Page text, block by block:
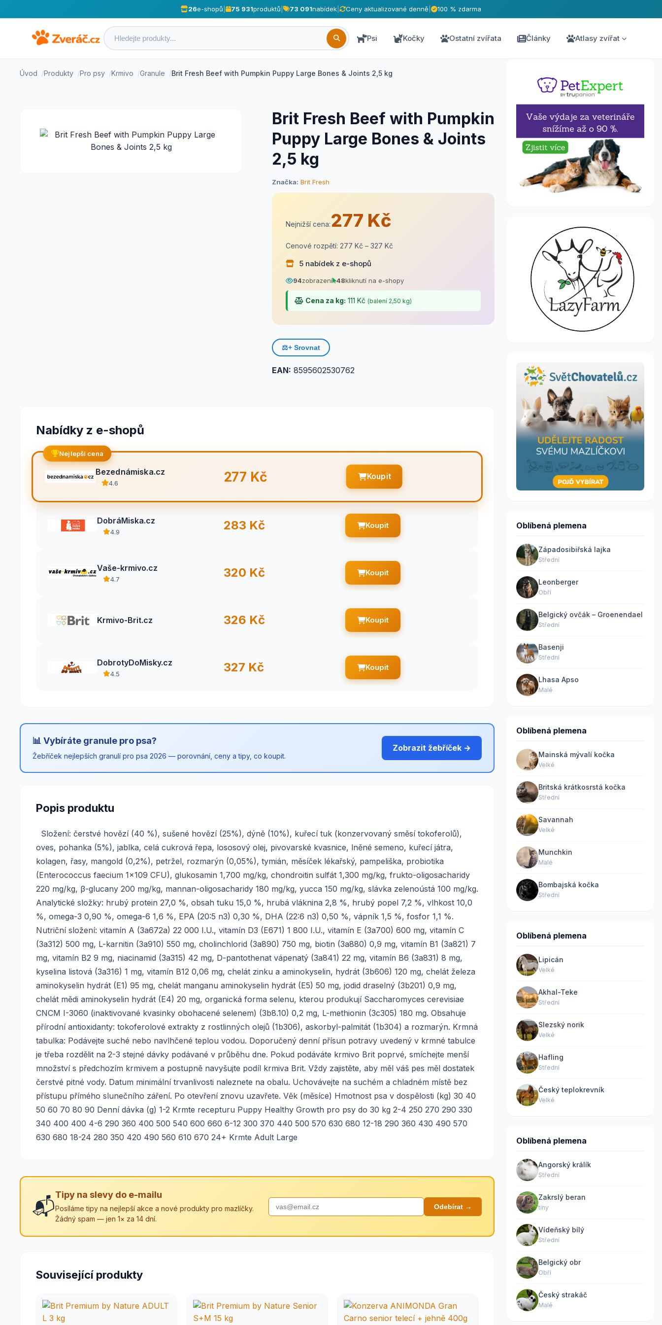
26e-shopů 75 931produktů 73 091nabídek Ceny aktualizované denně 100 % zdarma
Psi Kočky Ostatní zvířata Články Atlasy zvířat
Úvod Produkty Pro psy Krmivo Granule Brit Fresh Beef with Pumpkin Puppy Large Bones & Joints 2,5 kg
Brit Fresh Beef with Pumpkin
Puppy Large Bones & Joints
2,5 kg
Značka: Brit Fresh
Nejnižší cena:277 Kč
Cenové rozpětí: 277 Kč – 327 Kč
5 nabídek z e-shopů
94zobrazení 48kliknutí na e-shopy
Cena za kg: 111 Kč (balení 2,50 kg)
⚖️+ Srovnat
EAN: 8595602530762
Nabídky z e-shopů
Nejlepší cena
Bezednámiska.cz
4.6 277 Kč Koupit
DobráMiska.cz
4.9 283 Kč Koupit
Vaše-krmivo.cz
4.7 320 Kč Koupit
Krmivo-Brit.cz 326 Kč Koupit
DobrotyDoMisky.cz
4.5 327 Kč Koupit
📊 Vybíráte granule pro psa?
Žebříček nejlepších granulí pro psa 2026 — porovnání, ceny a tipy, co koupit.
Zobrazit žebříček →
Popis produktu
Složení: čerstvé hovězí (40 %), sušené hovězí (25%), dýně (10%), kuřecí tuk (konzervovaný směsí tokoferolů),
oves, pohanka (5%), jablka, celá cukrová řepa, lososový olej, pivovarské kvasnice, lněné semeno, kuřecí játra,
kolagen, řasy, mangold (0,2%), petržel, rozmarýn (0,05%), tymián, měsíček lékařský, pampeliška, probiotika
(Enterococcus faecium 1x109 CFU), glukosamin 1,700 mg/kg, chondroitin sulfát 1,300 mg/kg, frukto-oligosacharidy
220 mg/kg, β-glucany 200 mg/kg, mannan-oligosacharidy 180 mg/kg, yucca 150 mg/kg, slávka zelenoústá 100 mg/kg.
Analytické složky: hrubý protein 27,0 %, obsah tuku 15,0 %, hrubá vláknina 2,8 %, hrubý popel 7,2 %, vlhkost 10,0
%, omega-3 0,90 %, omega-6 1,6 %, EPA (20:5 n3) 0,30 %, DHA (22:6 n3) 0,50 %, vápník 1,5 %, fosfor 1,1 %.
Nutriční složení: vitamín A (3a672a) 22 000 I.U., vitamín D3 (E671) 1 800 I.U., vitamín E (3a700) 600 mg, vitamín C
(3a312) 500 mg, L-karnitin (3a910) 550 mg, cholinchlorid (3a890) 750 mg, biotin (3a880) 0,9 mg, vitamín B1 (3a821) 7
mg, vitamín B2 9 mg, niacinamid (3a315) 42 mg, D-pantothenat vápenatý (3a841) 22 mg, vitamín B6 (3a831) 8 mg,
kyselina listová (3a316) 1 mg, vitamín B12 0,06 mg, chelát zinku a aminokyselin, hydrát (3b606) 120 mg, chelát železa
aminokyselin hydrát (E1) 95 mg, chelát manganu aminokyselin hydrát (E5) 50 mg, jodid draselný (3b201) 0,9 mg,
chelát mědi aminokyselin hydrát (E4) 20 mg, organická forma selenu, kterou produkují Saccharomyces cerevisiae
CNCM I-3060 (inaktivované kvasinky obohacené selenem) (3b8.10) 0,2 mg, L-methionin (3c305) 180 mg. Obsahuje
přírodní antioxidanty: tokoferolové extrakty z rostlinných olejů (1b306), askorbyl-palmitát (1b304) a rozmarýn. Krmná
tabulka: Podávejte suché nebo navlhčené teplou vodou. Doporučený denní přísun potravy uvedený v krmné tabulce
je třeba rozdělit na 2-3 stejné dávky podávané v průběhu dne. Pokud podáváte krmivo Brit poprvé, smíchejte menší
množství s předchozím krmivem a postupně navyšujte podíl krmiva Brit. Vždy zajistěte, aby měl váš pes měl dostatek
čerstvé pitné vody. Datum minimální trvanlivosti naleznete na obalu. Uchovávejte na suchém a chladném místě bez
přístupu přímého slunečního záření. Po otevření znovu uzavřete. Věk (měsíce) Hmotnost psa v dospělosti (kg) 30 40
50 60 70 80 90 Denní dávka (g) 1-2 Krmte recepturu Puppy Healthy Growth pro psy do 30 kg 2-4 250 270 290 330
340 400 400 4-6 290 360 400 500 540 600 660 6-12 300 370 440 500 570 630 680 12-18 290 360 430 490 570
630 680 18-24 280 350 420 490 560 610 670 24+ Krmte Adult Large
📬
Tipy na slevy do e-mailu
Posíláme tipy na nejlepší akce a nové produkty pro mazlíčky.
Žádný spam — jen 1× za 14 dní.
Odebírat →
Související produkty
Oblíbená plemena
Západosibiřská lajka
Střední
Leonberger
Obří
Belgický ovčák – Groenendael
Střední
Basenji
Střední
Lhasa Apso
Malé
Oblíbená plemena
Mainská mývalí kočka
Velké
Britská krátkosrstá kočka
Střední
Savannah
Velké
Munchkin
Malé
Bombajská kočka
Střední
Oblíbená plemena
Lipicán
Velké
Akhal-Teke
Střední
Slezský norik
Velké
Hafling
Střední
Český teplokrevník
Velké
Oblíbená plemena
Angorský králík
Střední
Zakrslý beran
tiny
Vídeňský bílý
Střední
Belgický obr
Obří
Český strakáč
Malé